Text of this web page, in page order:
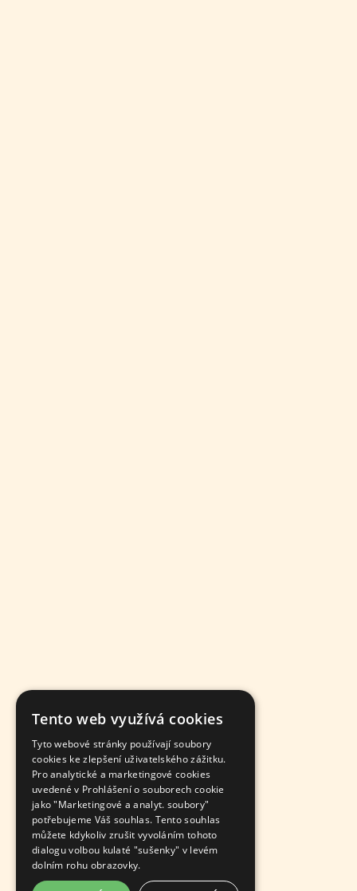
Tento web využívá cookies
Tyto webové stránky používají soubory
cookies ke zlepšení uživatelského zážitku.
Pro analytické a marketingové cookies
uvedené v Prohlášení o souborech cookie
jako "Marketingové a analyt. soubory"
potřebujeme Váš souhlas. Tento souhlas
můžete kdykoliv zrušit vyvoláním tohoto
dialogu volbou kulaté "sušenky" v levém
dolním rohu obrazovky.